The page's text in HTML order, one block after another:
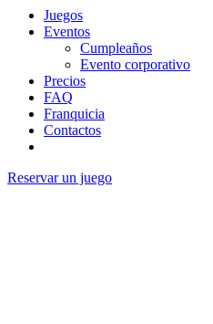
Juegos
Eventos
Cumpleaños
Evento corporativo
Precios
FAQ
Franquicia
Contactos
Reservar un juego